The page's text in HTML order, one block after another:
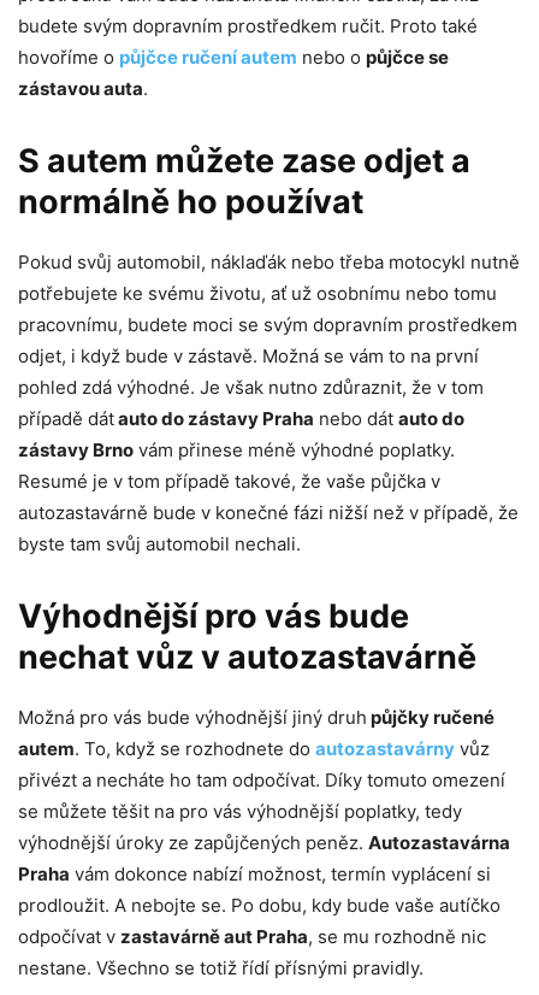
budete svým dopravním prostředkem ručit. Proto také
hovoříme o půjčce ručení autem nebo o půjčce se
zástavou auta.
S autem můžete zase odjet a
normálně ho používat
Pokud svůj automobil, náklaďák nebo třeba motocykl nutně
potřebujete ke svému životu, ať už osobnímu nebo tomu
pracovnímu, budete moci se svým dopravním prostředkem
odjet, i když bude v zástavě. Možná se vám to na první
pohled zdá výhodné. Je však nutno zdůraznit, že v tom
případě dátauto do zástavy Praha nebo dát auto do
zástavy Brno vám přinese méně výhodné poplatky.
Resumé je v tom případě takové, že vaše půjčka v
autozastavárně bude v konečné fázi nižší než v případě, že
byste tam svůj automobil nechali.
Výhodnější pro vás bude
nechat vůz v autozastavárně
Možná pro vás bude výhodnější jiný druh půjčky ručené
autem. To, když se rozhodnete do autozastavárny vůz
přivézt a necháte ho tam odpočívat. Díky tomuto omezení
se můžete těšit na pro vás výhodnější poplatky, tedy
výhodnější úroky ze zapůjčených peněz. Autozastavárna
Praha vám dokonce nabízí možnost, termín vyplácení si
prodloužit. A nebojte se. Po dobu, kdy bude vaše autíčko
odpočívat v zastavárně aut Praha, se mu rozhodně nic
nestane. Všechno se totiž řídí přísnými pravidly.